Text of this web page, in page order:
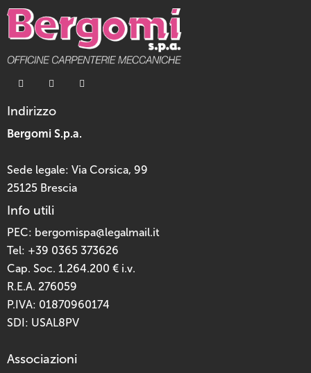
Indirizzo
Bergomi S.p.a.
Sede legale: Via Corsica, 99
25125 Brescia
Info utili
PEC: bergomispa@legalmail.it
Tel: +39 0365 373626
Cap. Soc. 1.264.200 € i.v.
R.E.A. 276059
P.IVA: 01870960174
SDI: USAL8PV
Associazioni